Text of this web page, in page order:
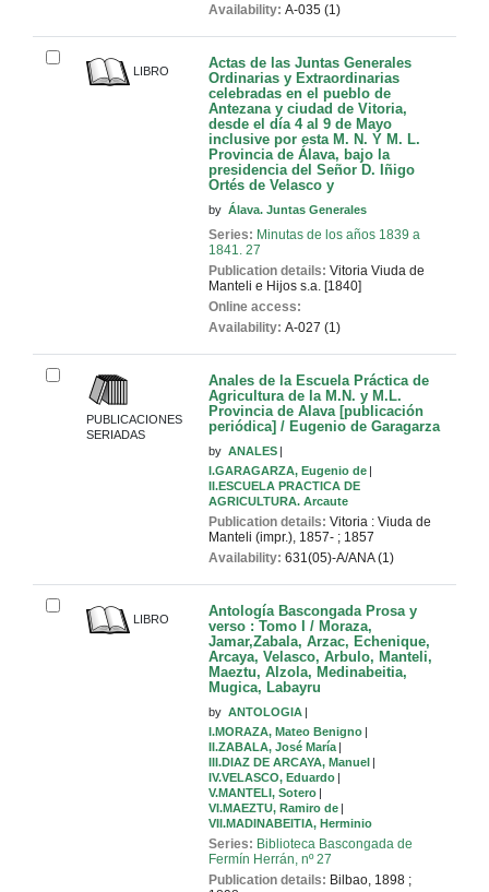
Availability: A-035 (1)
LIBRO
Actas de las Juntas Generales
Ordinarias y Extraordinarias
celebradas en el pueblo de
Antezana y ciudad de Vitoria,
desde el día 4 al 9 de Mayo
inclusive por esta M. N. Y M. L.
Provincia de Álava, bajo la
presidencia del Señor D. Iñigo
Ortés de Velasco y
by Álava. Juntas Generales
Series: Minutas de los años 1839 a
1841. 27
Publication details: Vitoria Viuda de
Manteli e Hijos s.a. [1840]
Online access:
Availability: A-027 (1)
PUBLICACIONES
SERIADAS
Anales de la Escuela Práctica de
Agricultura de la M.N. y M.L.
Provincia de Alava [publicación
periódica] / Eugenio de Garagarza
by ANALES
I.GARAGARZA, Eugenio de
II.ESCUELA PRACTICA DE
AGRICULTURA. Arcaute
Publication details: Vitoria : Viuda de
Manteli (impr.), 1857- ; 1857
Availability: 631(05)-A/ANA (1)
LIBRO
Antología Bascongada Prosa y
verso : Tomo I / Moraza,
Jamar,Zabala, Arzac, Echenique,
Arcaya, Velasco, Arbulo, Manteli,
Maeztu, Alzola, Medinabeitia,
Mugica, Labayru
by ANTOLOGIA
I.MORAZA, Mateo Benigno
II.ZABALA, José María
III.DIAZ DE ARCAYA, Manuel
IV.VELASCO, Eduardo
V.MANTELI, Sotero
VI.MAEZTU, Ramiro de
VII.MADINABEITIA, Herminio
Series: Biblioteca Bascongada de
Fermín Herrán, nº 27
Publication details: Bilbao, 1898 ;